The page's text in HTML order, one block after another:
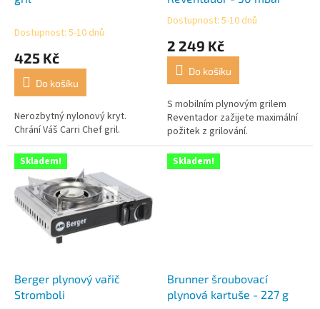
Dostupnost: 5-10 dnů
425 Kč
Do košíku
Nerozbytný nylonový kryt.
Chrání Váš Carri Chef gril.
Průměrné
produktu
3,8
5
hvězdiček.
Dostupnost: 5-10 dnů
2 249 Kč
Do košíku
S mobilním plynovým grilem
Reventador zažijete maximální
požitek z grilování.
Skladem!
Berger plynový vařič
Stromboli
Skladem!
Brunner šroubovací
plynová kartuše - 227 g